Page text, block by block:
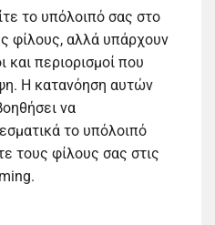
το υπόλοιπό σας στο
φίλους, αλλά υπάρχουν
και περιορισμοί που
Η κατανόηση αυτών
να
το υπόλοιπό
τους φίλους σας στις